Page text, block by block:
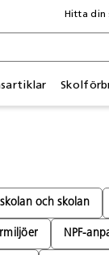
Hitta din
och skolan
NPF-